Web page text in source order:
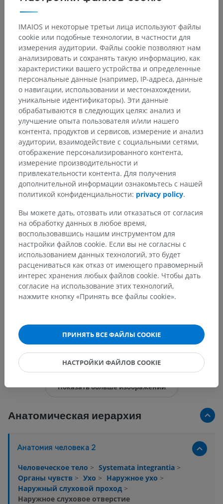
15 изображений из 17
Показать больше изображений
Анатомическая иерархия
Анатомия человека 2
Человеческое тело > Systemata integrantia >
Органы чувств > Ухо > Наружное ухо >
Наружный слуховой проход >
Наружное слуховое отверстие
IMAIOS и некоторые третьи лица используют файлы
cookie или подобные технологии, в частности для
измерения аудитории. Файлы cookie позволяют нам
анализировать и сохранять такую информацию, как
характеристики вашего устройства и определенные
персональные данные (например, IP-адреса, данные
о навигации, использовании и местонахождении,
уникальные идентификаторы). Эти данные
обрабатываются в следующих целях: анализ и
улучшение опыта пользователя и/или нашего
контента, продуктов и сервисов, измерение и анализ
аудитории, взаимодействие с социальными сетями,
отображение персонализированного контента,
измерение производительности и
привлекательности контента. Для получения
дополнительной информации ознакомьтесь с нашей
политикой конфиденциальности: privacy policy.
Вы можете дать, отозвать или отказаться от согласия
на обработку данных в любое время,
воспользовавшись нашим инструментом для
настройки файлов cookie. Если вы не согласны с
использованием данных технологий, это будет
расцениваться как отказ от имеющего правомерный
интерес хранения любых файлов cookie. Чтобы дать
согласие на использование этих технологий,
нажмите кнопку «Принять все файлы cookie».
ПРИНЯТЬ ВСЕ ФАЙЛЫ COOKIE
НАСТРОЙКИ ФАЙЛОВ COOKIE